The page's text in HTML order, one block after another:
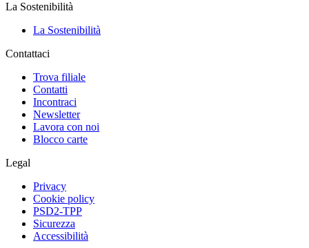
La Sostenibilità
La Sostenibilità
Contattaci
Trova filiale
Contatti
Incontraci
Newsletter
Lavora con noi
Blocco carte
Legal
Privacy
Cookie policy
PSD2-TPP
Sicurezza
Accessibilità